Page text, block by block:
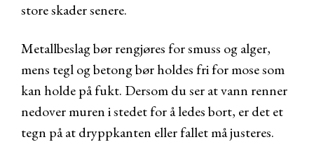
store skader senere.
Metallbeslag bør rengjøres for smuss og alger,
mens tegl og betong bør holdes fri for mose som
kan holde på fukt. Dersom du ser at vann renner
nedover muren i stedet for å ledes bort, er det et
tegn på at dryppkanten eller fallet må justeres.